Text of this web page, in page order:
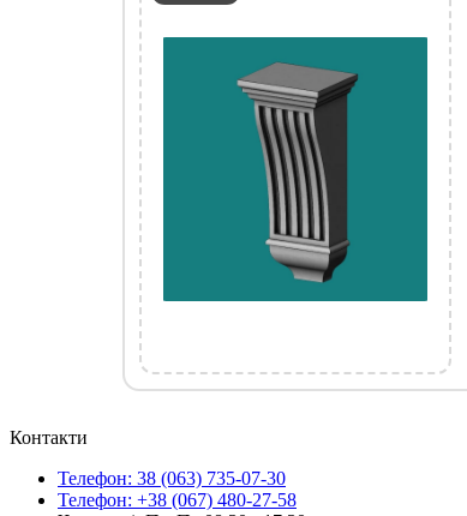
Контакти
Телефон: 38 (063) 735-07-30
Телефон: +38 (067) 480-27-58